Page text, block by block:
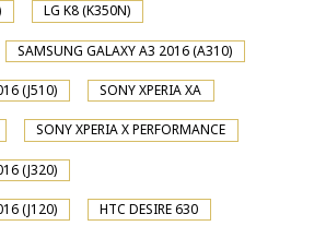
LG K8 (K350N)
SAMSUNG GALAXY A3 2016 (A310)
(J510) SONY XPERIA XA
SONY XPERIA X PERFORMANCE
(J320)
(J120) HTC DESIRE 630